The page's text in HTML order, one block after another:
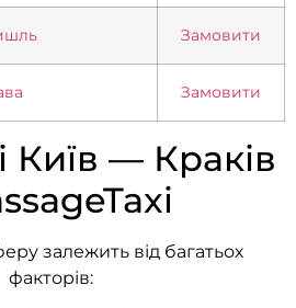
Замовити
Замовити
Київ — Краків
залежить від багатьох
факторів: